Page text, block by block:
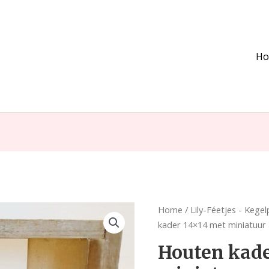
Home / Lily-Féetjes -
kader 14×14 met
Houten
Houten
kader
met